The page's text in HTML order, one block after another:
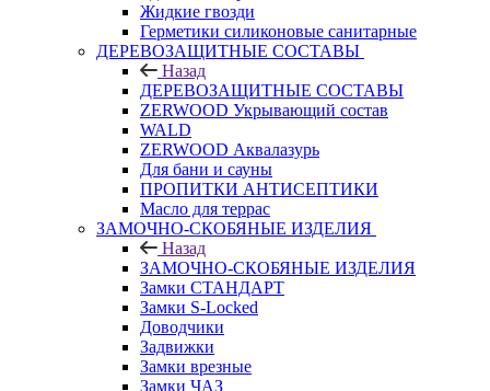
Жидкие гвозди
Герметики силиконовые санитарные
ДЕРЕВОЗАЩИТНЫЕ СОСТАВЫ
Назад
ДЕРЕВОЗАЩИТНЫЕ СОСТАВЫ
ZERWOOD Укрывающий состав
WALD
ZERWOOD Аквалазурь
Для бани и сауны
ПРОПИТКИ АНТИСЕПТИКИ
Масло для террас
ЗАМОЧНО-СКОБЯНЫЕ ИЗДЕЛИЯ
Назад
ЗАМОЧНО-СКОБЯНЫЕ ИЗДЕЛИЯ
Замки СТАНДАРТ
Замки S-Locked
Доводчики
Задвижки
Замки врезные
Замки ЧАЗ